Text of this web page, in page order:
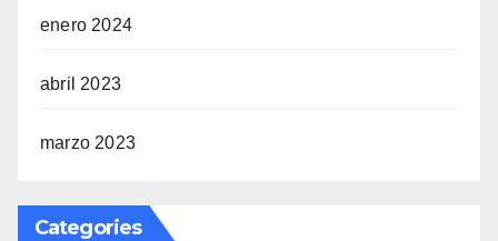
enero 2024
abril 2023
marzo 2023
Categories